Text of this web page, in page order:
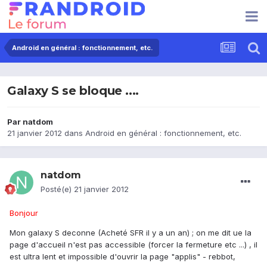
Android en général : fonctionnement, etc.
Galaxy S se bloque ....
Par natdom
21 janvier 2012 dans Android en général : fonctionnement, etc.
natdom
Posté(e) 21 janvier 2012
Bonjour
Mon galaxy S deconne (Acheté SFR il y a un an) ; on me dit ue la
page d'accueil n'est pas accessible (forcer la fermeture etc ...) , il
est ultra lent et impossible d'ouvrir la page "applis" - rebbot,